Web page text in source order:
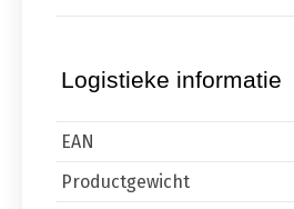
Logistieke informatie
EAN
Productgewicht